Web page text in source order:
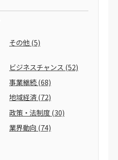
その他(5)
ビジネスチャンス (52)
事業継続(68)
地域経済(72)
政策・法制度(30)
業界動向 (74)